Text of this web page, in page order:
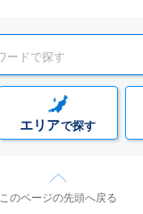
エリアで探す
このページの先頭へ戻る